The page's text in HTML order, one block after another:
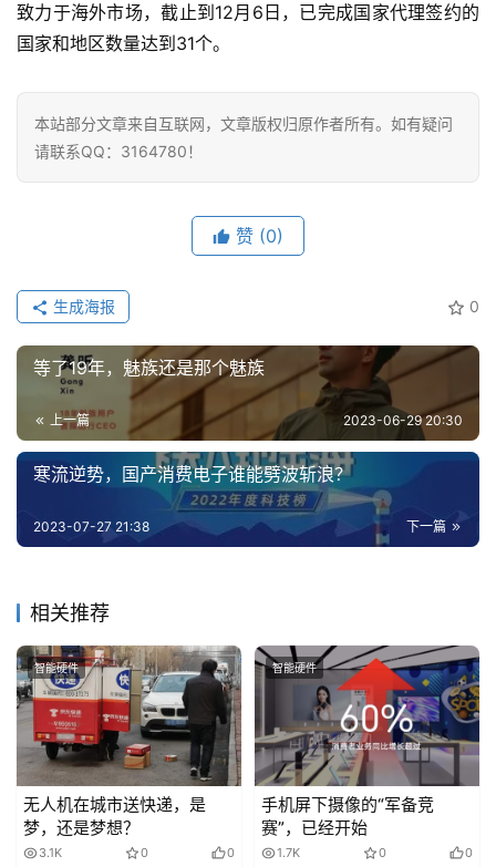
首
页
业
工
智
能
学
习
云
算
未
来
疗
智
能
驾
登录 注册
致力于海外市场，截止到12月6日，已完成国家代理签约的
国家和地区数量达到31个。
本站部分文章来自互联网，文章版权归原作者所有。如有疑问
请联系QQ：3164780！
赞 (0)
0
生成海报
等了19年，魅族还是那个魅族
上一篇 2023-06-29 20:30
寒流逆势，国产消费电子谁能劈波斩浪？
下一篇
2023-07-27 21:38
相关推荐
智能硬件
无人机在城市送快递，是
梦，还是梦想？
3.1K 0 0
智能硬件
手机屏下摄像的“军备竞
赛”，已经开始
1.7K 0 0